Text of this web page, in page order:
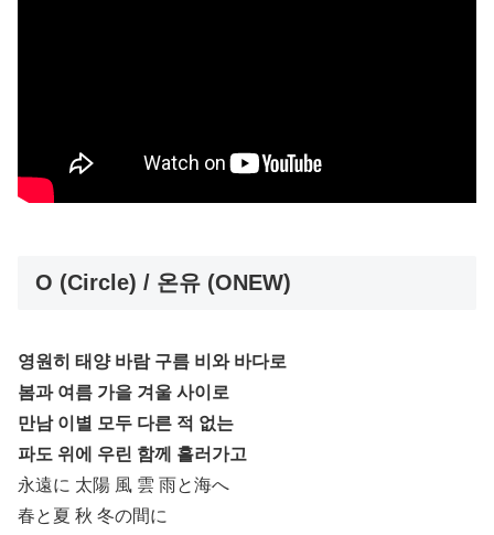
O (Circle) / 온유 (ONEW)
영원히 태양 바람 구름 비와 바다로
봄과 여름 가을 겨울 사이로
만남 이별 모두 다른 적 없는
파도 위에 우린 함께 흘러가고
永遠に 太陽 風 雲 雨と海へ
春と夏 秋 冬の間に